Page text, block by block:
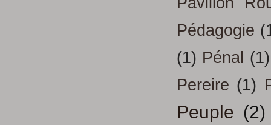
Pédagogie
(1) Pénal (1)
Pereire (1)
Peuple (2)